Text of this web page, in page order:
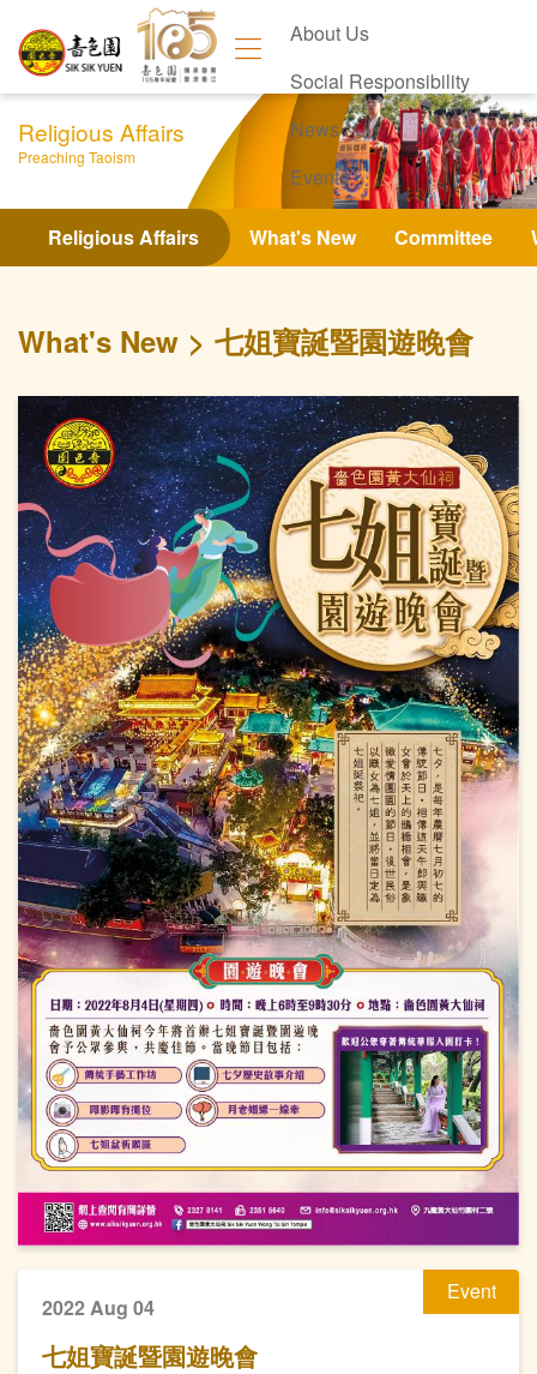
About Us
Social Responsibility
News
Events
Contact Us
Religious Affairs
Preaching Taoism
Religious Affairs What's New Committee
What's New 七姐寶誕暨園遊晚會
Event
2022 Aug 04
七姐寶誕暨園遊晚會